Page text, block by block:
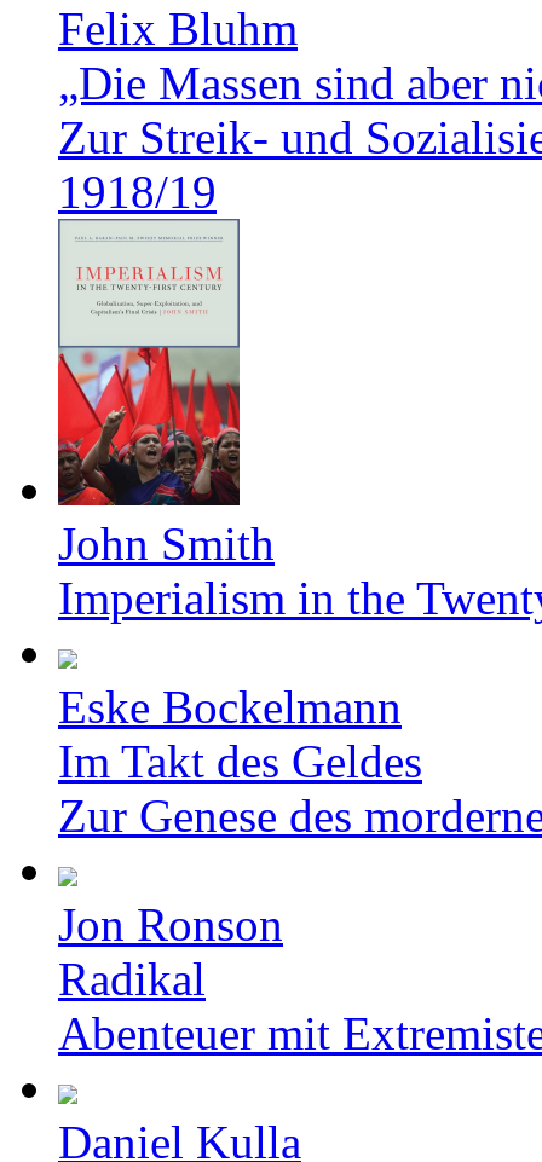
Felix Bluhm
„Die Massen sind aber
Zur Streik- und
1918/19
John Smith
Imperialism in the
Eske Bockelmann
Im Takt des Geldes
Zur Genese des
Jon Ronson
Radikal
Abenteuer mit
Daniel Kulla